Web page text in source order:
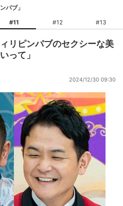
パブ」
#11 #12 #13
リピンパブのセクシーな美
って」
2024/12/30 09:30